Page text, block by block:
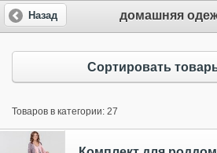
домашняя
Назад
Сортировать
Товаров в категории: 27